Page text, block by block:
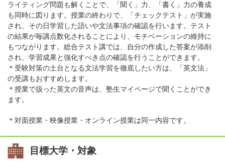
ライティング問題も解くことで、「聞く」力、「書く」力の養成
も同時に図ります。授業の終わりで、「チェックテスト」が実施
され、その日学習した語いや文法事項の確認を行います。テスト
の結果が毎講点数化されることにより、モチベーションの維持に
もつながります。総合テスト講では、自分の作成した答案が添削
され、学習成果と強化すべき点の確認を行うことができます。
＊受験対策の土台となる文法学習を徹底したい方は、「英文法」
の受講もおすすめします。
＊授業で扱った英文の音声は、塾生マイページで聞くことができ
ます。
＊対面授業・映像授業・オンライン授業は同一内容です。
目標大学・対象